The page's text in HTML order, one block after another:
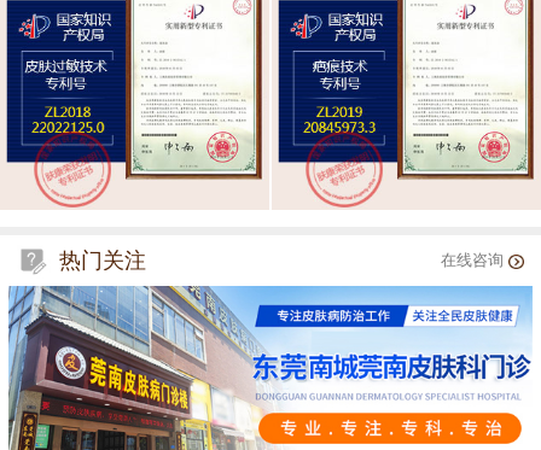
热门关注 在线咨询